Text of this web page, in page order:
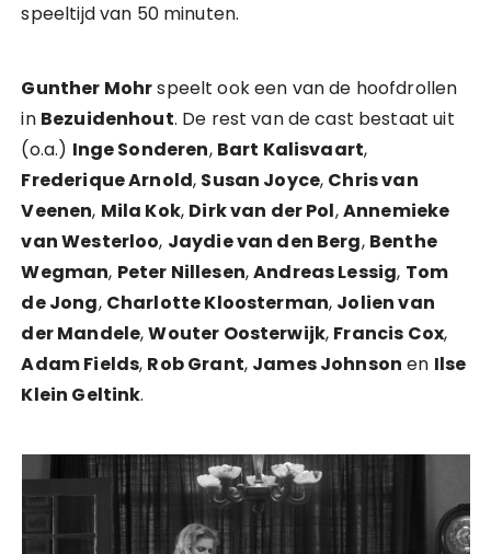
speeltijd van 50 minuten.
Gunther Mohrspeelt ook een van de hoofdrollen
in Bezuidenhout. De rest van de cast bestaat uit
(o.a.) Inge Sonderen, Bart Kalisvaart,
Frederique Arnold, Susan Joyce, Chris van
Veenen, Mila Kok, Dirk van der Pol,Annemieke
van Westerloo, Jaydie van den Berg, Benthe
Wegman, Peter Nillesen,Andreas Lessig, Tom
de Jong, Charlotte Kloosterman, Jolien van
der Mandele,Wouter Oosterwijk, Francis Cox,
Adam Fields, Rob Grant, James Johnson en Ilse
Klein Geltink.